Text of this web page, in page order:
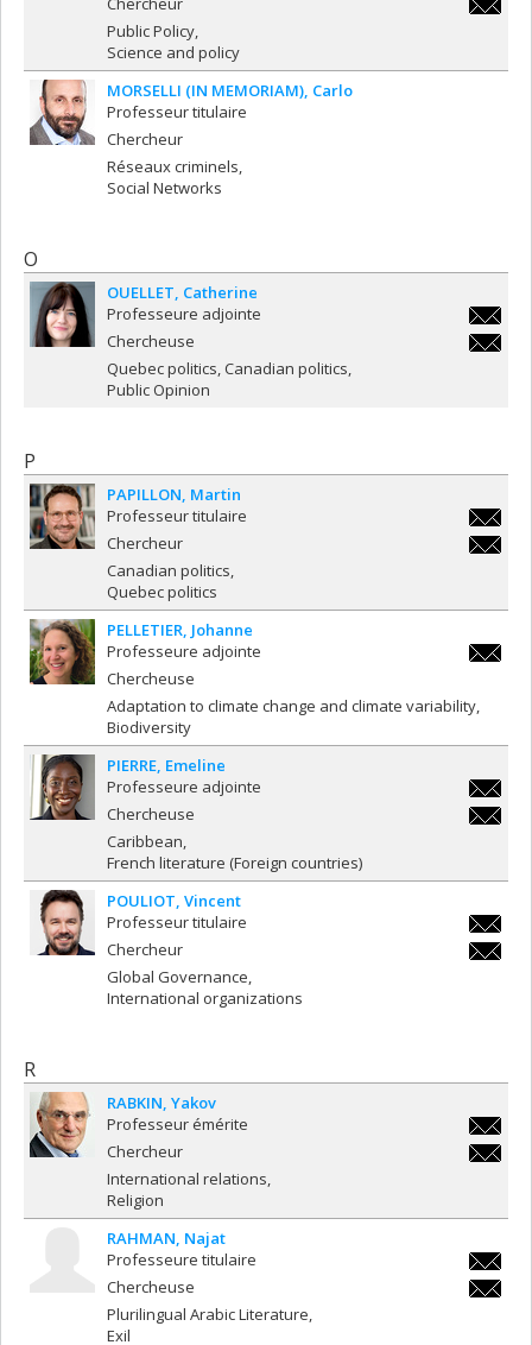
Public Policy
Science and policy
MORSELLI (IN MEMORIAM) Carlo
Professeur titulaire
Chercheur
Réseaux criminels
Social Networks
O
OUELLET Catherine
Professeure adjointe
Chercheuse
Quebec politics, Canadian politics
Public Opinion
P
PAPILLON Martin
Professeur titulaire
Chercheur
Canadian politics
Quebec politics
PELLETIER Johanne
Professeure adjointe
Chercheuse
Adaptation to climate change and climate variability
Biodiversity
PIERRE Emeline
Professeure adjointe
Chercheuse
Caribbean
French literature (Foreign countries)
POULIOT Vincent
Professeur titulaire
Chercheur
Global Governance
International organizations
R
RABKIN Yakov
Professeur émérite
Chercheur
International relations
Religion
RAHMAN Najat
Professeure titulaire
Chercheuse
Plurilingual Arabic Literature
Exil